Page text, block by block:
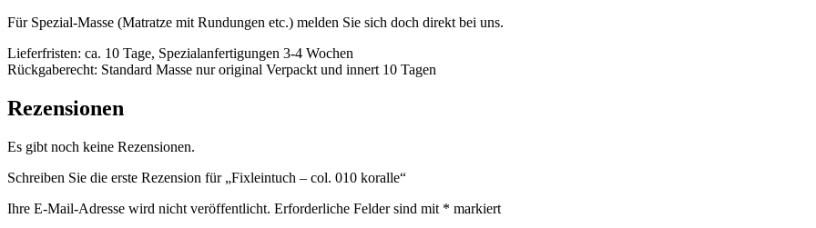
Für Spezial-Masse (Matratze mit Rundungen etc.) melden Sie sich doch direkt bei uns.
Lieferfristen: ca. 10 Tage, Spezialanfertigungen 3-4 Wochen
Rückgaberecht: Standard Masse nur original Verpackt und innert 10 Tagen
Rezensionen
Es gibt noch keine Rezensionen.
Schreiben Sie die erste Rezension für „Fixleintuch – col. 010 koralle“
Ihre E-Mail-Adresse wird nicht veröffentlicht. Erforderliche Felder sind mit * markiert